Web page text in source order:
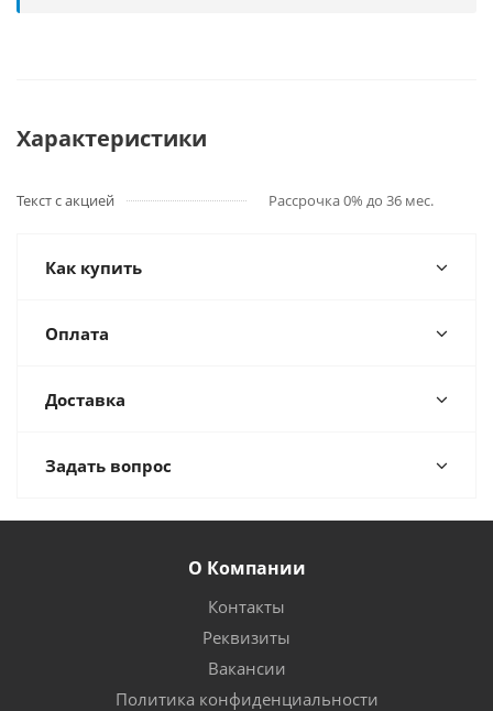
Характеристики
Текст с акцией Рассрочка 0% до 36 мес.
Как купить
Оплата
Доставка
Задать вопрос
О Компании
Контакты
Реквизиты
Вакансии
Политика конфиденциальности